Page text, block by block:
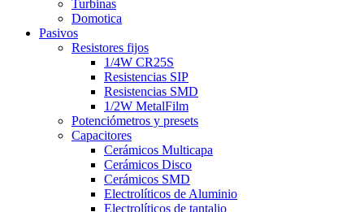
Turbinas
Domotica
Pasivos
Resistores fijos
1/4W CR25S
Resistencias SIP
Resistencias SMD
1/2W MetalFilm
Potenciómetros y presets
Capacitores
Cerámicos Multicapa
Cerámicos Disco
Cerámicos SMD
Electrolíticos de Aluminio
Electrolíticos de tantalio